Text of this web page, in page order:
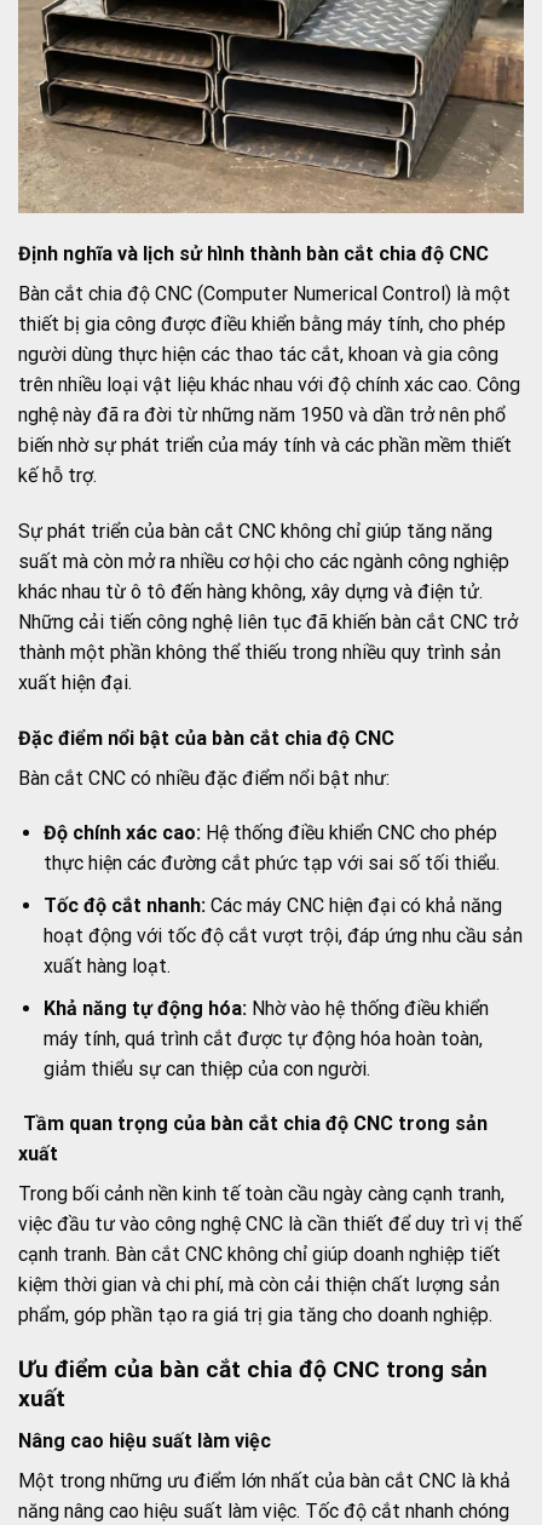
Định nghĩa và lịch sử hình thành bàn cắt chia độ CNC
Bàn cắt chia độ CNC (Computer Numerical Control) là một
thiết bị gia công được điều khiển bằng máy tính, cho phép
người dùng thực hiện các thao tác cắt, khoan và gia công
trên nhiều loại vật liệu khác nhau với độ chính xác cao. Công
nghệ này đã ra đời từ những năm 1950 và dần trở nên phổ
biến nhờ sự phát triển của máy tính và các phần mềm thiết
kế hỗ trợ.
Sự phát triển của bàn cắt CNC không chỉ giúp tăng năng
suất mà còn mở ra nhiều cơ hội cho các ngành công nghiệp
khác nhau từ ô tô đến hàng không, xây dựng và điện tử.
Những cải tiến công nghệ liên tục đã khiến bàn cắt CNC trở
thành một phần không thể thiếu trong nhiều quy trình sản
xuất hiện đại.
Đặc điểm nổi bật của bàn cắt chia độ CNC
Bàn cắt CNC có nhiều đặc điểm nổi bật như:
Độ chính xác cao:Hệ thống điều khiển CNC cho phép
thực hiện các đường cắt phức tạp với sai số tối thiểu.
Tốc độ cắt nhanh:Các máy CNC hiện đại có khả năng
hoạt động với tốc độ cắt vượt trội, đáp ứng nhu cầu sản
xuất hàng loạt.
Khả năng tự động hóa:Nhờ vào hệ thống điều khiển
máy tính, quá trình cắt được tự động hóa hoàn toàn,
giảm thiểu sự can thiệp của con người.
Tầm quan trọng của bàn cắt chia độ CNC trong sản
xuất
Trong bối cảnh nền kinh tế toàn cầu ngày càng cạnh tranh,
việc đầu tư vào công nghệ CNC là cần thiết để duy trì vị thế
cạnh tranh. Bàn cắt CNC không chỉ giúp doanh nghiệp tiết
kiệm thời gian và chi phí, mà còn cải thiện chất lượng sản
phẩm, góp phần tạo ra giá trị gia tăng cho doanh nghiệp.
Ưu điểm của bàn cắt chia độ CNC trong sản
xuất
Nâng cao hiệu suất làm việc
Một trong những ưu điểm lớn nhất của bàn cắt CNC là khả
năng nâng cao hiệu suất làm việc. Tốc độ cắt nhanh chóng